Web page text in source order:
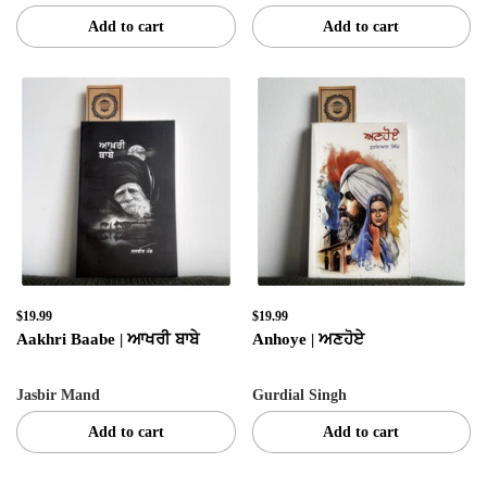
Add to cart Add to cart
$19.99
Aakhri Baabe | ਆਖਰੀ ਬਾਬੇ
Jasbir Mand
Add to cart
$19.99
Anhoye | ਅਣਹੋਏ
Gurdial Singh
Add to cart